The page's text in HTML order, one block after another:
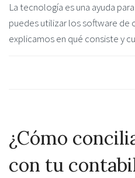
La tecnología es una ayuda
puedes utilizar los software de
explicamos en qué consiste y
¿Cómo
con tu